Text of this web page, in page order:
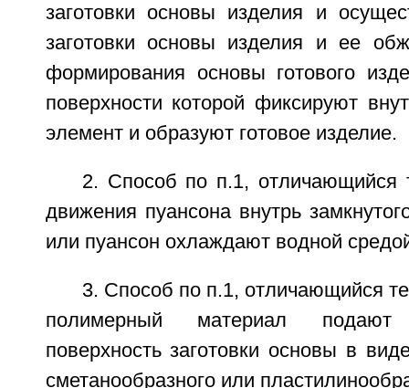
заготовки основы изделия и
заготовки основы изделия и ее
формирования основы готового
поверхности которой фиксируют
элемент и образуют готовое изделие.
2. Способ по п.1, отличающийся
движения пуансона внутрь
или пуансон охлаждают водной
3. Способ по п.1, отличающийся
полимерный материал
поверхность заготовки основы в
сметанообразного или